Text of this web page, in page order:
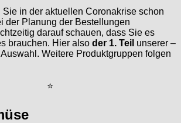
in der aktuellen Coronakrise schon
der Planung der Bestellungen
darauf schauen, dass Sie es
brauchen. Hier also der 1. Teil unserer –
Weitere Produktgruppen folgen
⭐